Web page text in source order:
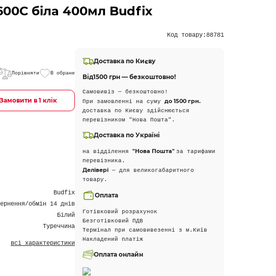
біла 400мл Budfix
Код товару:88781
Порівняти В обране
Замовити в 1 клік
Budfix
обмін 14 днів
Білий
Туреччина
всі характеристики
Доставка по Києву
Від1500 грн — безкоштовно!
Самовивіз — безкоштовно!
При замовленні на сумудо 1500 грн.
доставка по Києву здійснюється
перевізником "Нова Пошта".
Доставка по Україні
на відділення"Нова Пошта" за тарифами
перевізника.
Делівері — для великогабаритного
товару.
Оплата
Готівковий розрахунок
Безготівковий ПДВ
Термінал при самовивезенні з м.Київ
Накладений платіж
Оплата онлайн